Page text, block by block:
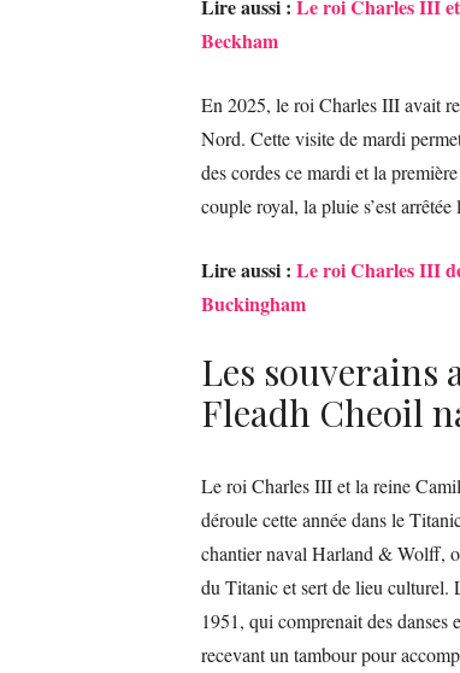
Lire aussi : Le roi Charles III et
Beckham
En 2025, le roi Charles III avait
Nord. Cette visite de mardi
des cordes ce mardi et la
couple royal, la pluie s’est
Lire aussi : Le roi Charles III
Buckingham
Les souverains
Fleadh Cheoil
Le roi Charles III et la reine
déroule cette année dans le
chantier naval Harland & Wolff,
du Titanic et sert de lieu culturel.
1951, qui comprenait des
recevant un tambour pour